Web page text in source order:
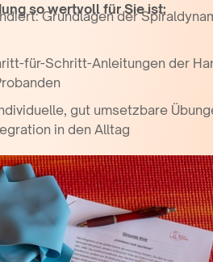
so wertvoll für Sie ist:
Grundlagen der
für-Schritt-Anleitungen der
gut umsetzbare
in den Alltag